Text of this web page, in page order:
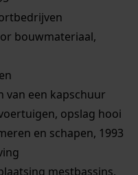
bouwmateriaal,
van een kapschuur
opslag hooi
en schapen, 1993
mestbassins,